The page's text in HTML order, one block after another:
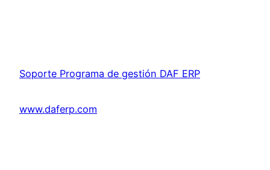
Soporte Programa de gestión DAF ERP
www.daferp.com